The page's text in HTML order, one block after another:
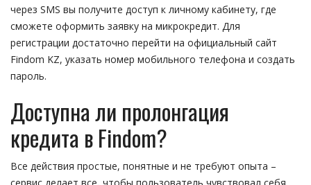
через SMS вы получите доступ к личному кабинету, где
сможете оформить заявку на микрокредит. Для
регистрации достаточно перейти на официальный сайт
Findom KZ, указать номер мобильного телефона и создать
пароль.
Доступна ли пролонгация
кредита в Findom?
Все действия простые, понятные и не требуют опыта –